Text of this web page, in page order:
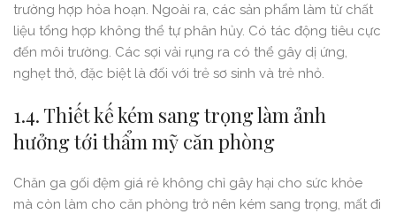
trường hợp hỏa hoạn. Ngoài ra, các sản phẩm làm từ chất
liệu tổng hợp không thể tự phân hủy. Có tác động tiêu cực
đến môi trường. Các sợi vải rụng ra có thể gây dị ứng,
nghẹt thở, đặc biệt là đối với trẻ sơ sinh và trẻ nhỏ.
1.4. Thiết kế kém sang trọng làm ảnh
hưởng tới thẩm mỹ căn phòng
Chăn ga gối đệm giá rẻ không chỉ gây hại cho sức khỏe
mà còn làm cho căn phòng trở nên kém sang trọng, mất đi